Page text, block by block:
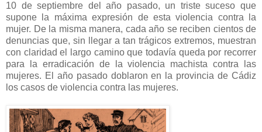
10 de septiembre del año pasado, un triste suceso que
supone la máxima expresión de esta violencia contra la
mujer. De la misma manera, cada año se reciben cientos de
denuncias que, sin llegar a tan trágicos extremos, muestran
con claridad el largo camino que todavía queda por recorrer
para la erradicación de la violencia machista contra las
mujeres. El año pasado doblaron en la provincia de Cádiz
los casos de violencia contra las mujeres.